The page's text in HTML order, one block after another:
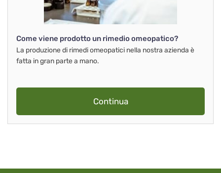
Come viene prodotto un rimedio omeopatico?
La produzione di rimedi omeopatici nella nostra azienda è
fatta in gran parte a mano.
Continua